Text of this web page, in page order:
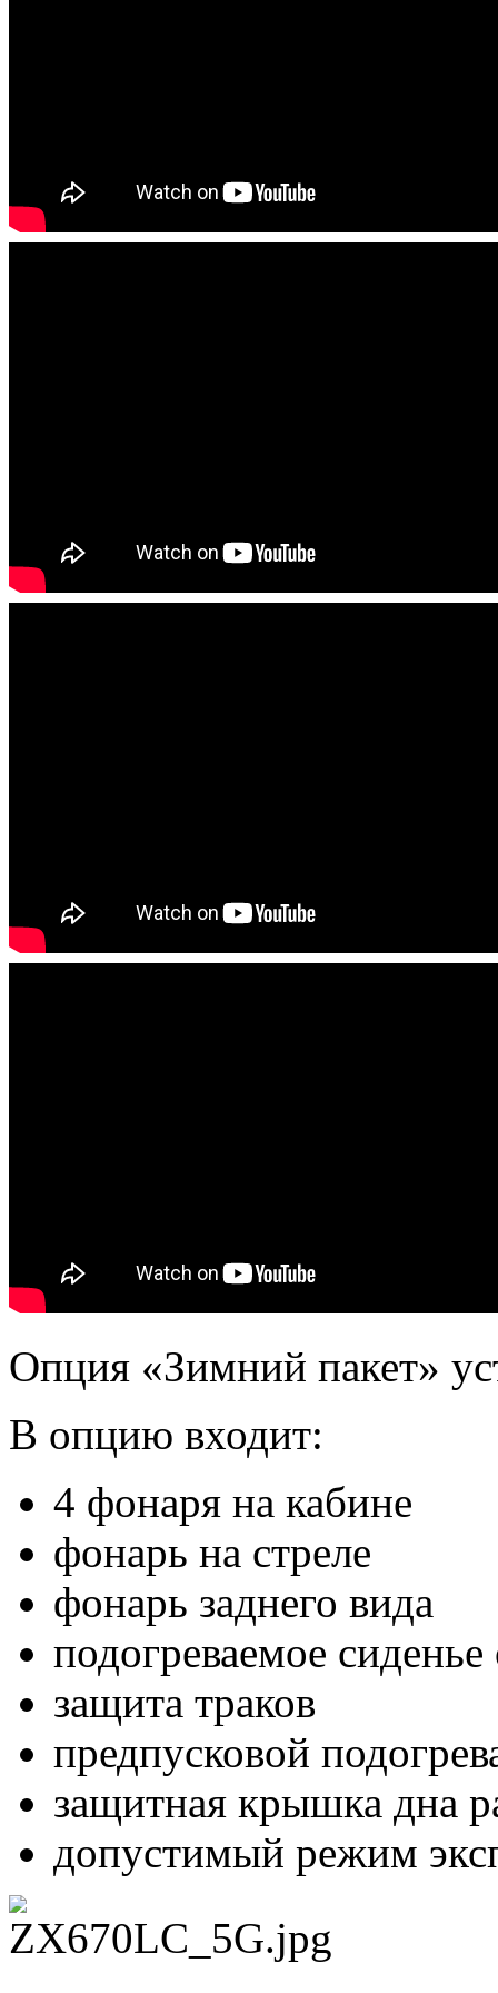
Опция «Зимний пакет»
В опцию входит:
4 фонаря на кабине
фонарь на стреле
фонарь заднего вида
подогреваемое сиденье
защита траков
предпусковой
защитная крышка дна
допустимый режим